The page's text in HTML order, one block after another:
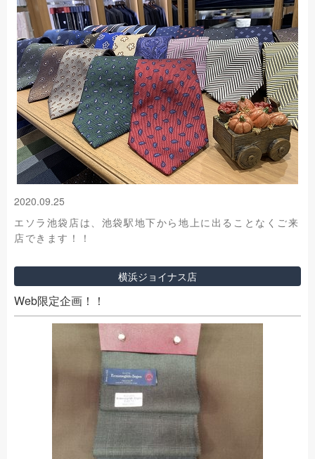
2020.09.25
エソラ池袋店は、池袋駅地下から地上に出ることなくご来
店できます！！
横浜ジョイナス店
Web限定企画！！